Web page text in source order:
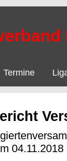
Termine